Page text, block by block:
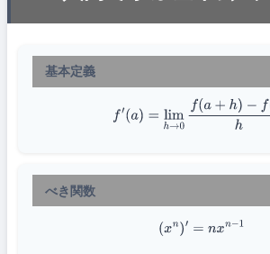
基本定義
f′(a limh →0f(a+ h)− f(a )
べき関数
(xn) =nxn−1